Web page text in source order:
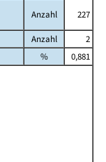
Anzahl 227
Anzahl
2
%
0,881